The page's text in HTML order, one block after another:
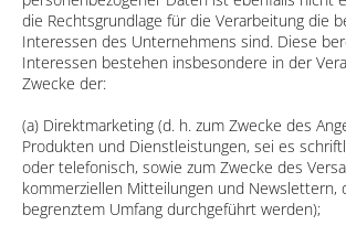
die Rechtsgrundlage für die Verarbeitung die
Interessen des Unternehmens sind. Diese
Interessen bestehen insbesondere in der
Zwecke der:
(a) Direktmarketing (d. h. zum Zwecke des
Produkten und Dienstleistungen, sei es
oder telefonisch, sowie zum Zwecke des
kommerziellen Mitteilungen und Newslettern,
begrenztem Umfang durchgeführt werden);